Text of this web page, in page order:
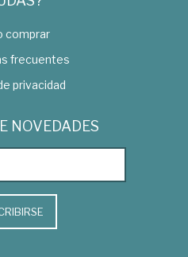
comprar
frecuentes
privacidad
NOVEDADES